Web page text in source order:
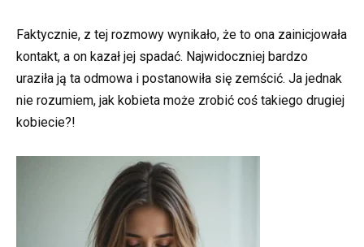
Faktycznie, z tej rozmowy wynikało, że to ona zainicjowała
kontakt, a on kazał jej spadać. Najwidoczniej bardzo
uraziła ją ta odmowa i postanowiła się zemścić. Ja jednak
nie rozumiem, jak kobieta może zrobić coś takiego drugiej
kobiecie?!